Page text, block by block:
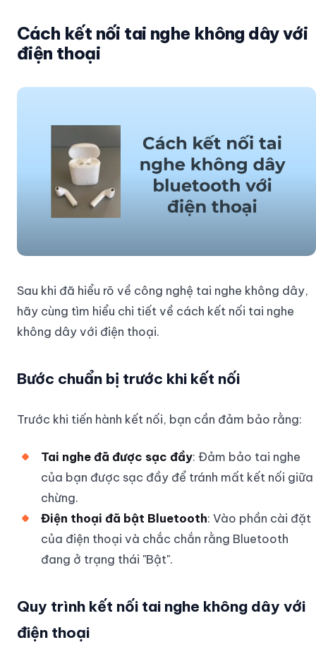
Cách kết nối tai nghe không dây với
điện thoại
Sau khi đã hiểu rõ về công nghệ tai nghe không dây,
hãy cùng tìm hiểu chi tiết về cách kết nối tai nghe
không dây với điện thoại.
Bước chuẩn bị trước khi kết nối
Trước khi tiến hành kết nối, bạn cần đảm bảo rằng:
Tai nghe đã được sạc đầy: Đảm bảo tai nghe
của bạn được sạc đầy để tránh mất kết nối giữa
chừng.
Điện thoại đã bật Bluetooth: Vào phần cài đặt
của điện thoại và chắc chắn rằng Bluetooth
đang ở trạng thái "Bật".
Quy trình kết nối tai nghe không dây với
điện thoại